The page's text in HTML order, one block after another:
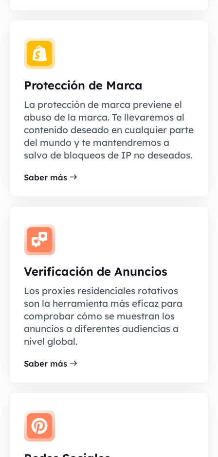
Protección de Marca
La protección de marca previene el
abuso de la marca. Te llevaremos al
contenido deseado en cualquier parte
del mundo y te mantendremos a
salvo de bloqueos de IP no deseados.
Saber más
Verificación de Anuncios
Los proxies residenciales rotativos
son la herramienta más eficaz para
comprobar cómo se muestran los
anuncios a diferentes audiencias a
nivel global.
Saber más